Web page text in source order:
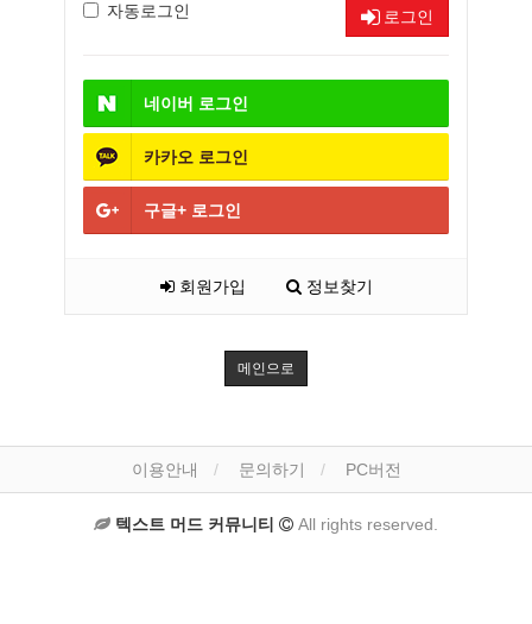
자동로그인 로그인
네이버 로그인
카카오 로그인
구글+ 로그인
회원가입 정보찾기
메인으로
이용안내 문의하기 PC버전
텍스트 머드 커뮤니티 All rights reserved.